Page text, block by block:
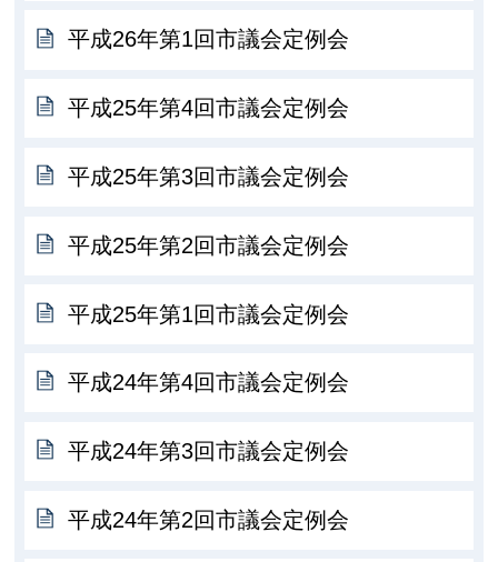
平成26年第1回市議会定例会
平成25年第4回市議会定例会
平成25年第3回市議会定例会
平成25年第2回市議会定例会
平成25年第1回市議会定例会
平成24年第4回市議会定例会
平成24年第3回市議会定例会
平成24年第2回市議会定例会